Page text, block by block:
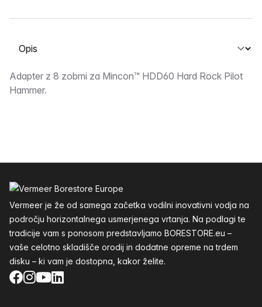
Izberite zavihek
Opis
Adapter z 8 zobmi za Mincon™ HDD60 Hard Rock Pilot
Hammer.
Vermeer je že od samega začetka vodilni inovativni vodja na
področju horizontalnega usmerjenega vrtanja. Na podlagi te
tradicije vam s ponosom predstavljamo BORESTORE.eu –
vaše celotno skladišče orodij in dodatne opreme na trdem
disku – ki vam je dostopna, kakor želite.
Facebook
Instagram
YouTube
LinkedIn